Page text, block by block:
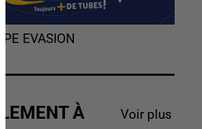
EVASION
À
Voir plus